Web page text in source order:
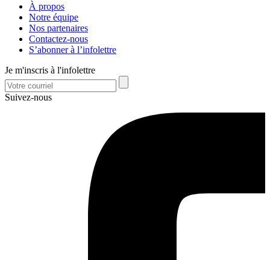
À propos
Notre équipe
Nos partenaires
Contactez-nous
S’abonner à l’infolettre
Je m'inscris à l'infolettre
Suivez-nous